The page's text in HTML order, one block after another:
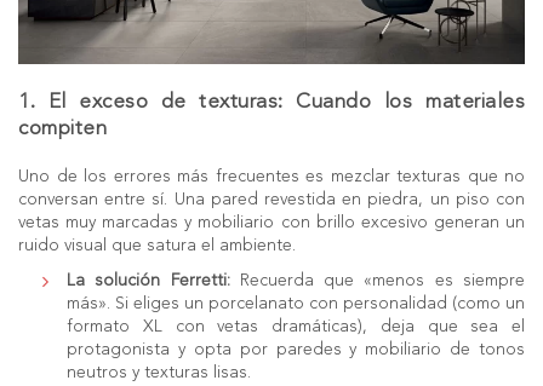
1. El exceso de texturas: Cuando los materiales
compiten
Uno de los errores más frecuentes es mezclar texturas que no
conversan entre sí. Una pared revestida en piedra, un piso con
vetas muy marcadas y mobiliario con brillo excesivo generan un
ruido visual que satura el ambiente.
La solución Ferretti:Recuerda que «menos es siempre
más». Si eliges un porcelanato con personalidad (como un
formato XLcon vetas dramáticas), deja que sea el
protagonista y opta por paredes y mobiliario de tonos
neutros y texturas lisas.